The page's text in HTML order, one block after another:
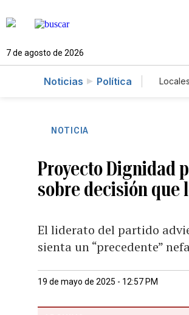
7 de agosto de 2026
Noticias Política Locales
NOTICIA
Proyecto Dignidad
sobre decisión que
El liderato del partido
sienta un “precedente”
19 de mayo de 2025 - 12:57 PM